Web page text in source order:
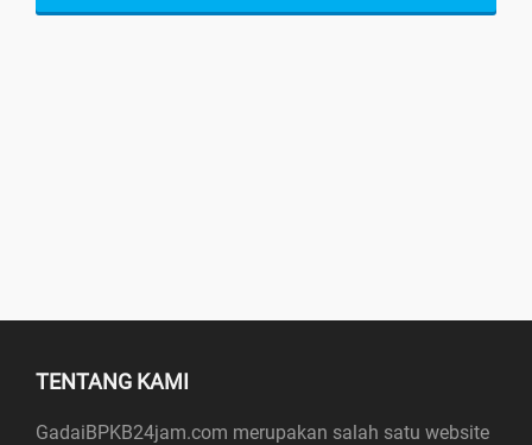
TENTANG KAMI
GadaiBPKB24jam.com merupakan salah satu website